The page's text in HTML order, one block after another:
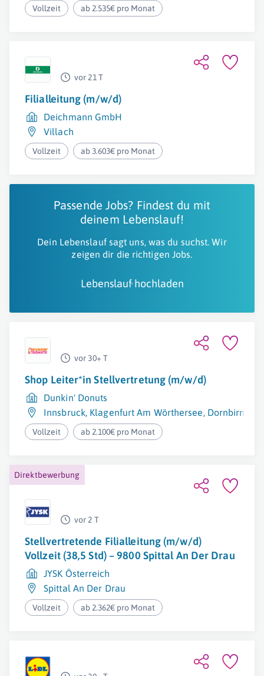
Vollzeit ab 2.535€ pro Monat
vor 21 T
Filialleitung (m/w/d)
Deichmann GmbH
Villach
Vollzeit ab 3.603€ pro Monat
Passende Jobs? Findest du mit
deinem Lebenslauf!
Dein Lebenslauf sagt uns, was du suchst. Wir
zeigen dir die richtigen Jobs.
Lebenslauf hochladen
vor 30+ T
Shop Leiter*in Stellvertretung (m/w/d)
Dunkin' Donuts
Innsbruck, Klagenfurt Am Wörthersee, Dornbirn
Vollzeit ab 2.100€ pro Monat
Direktbewerbung
vor 2 T
Stellvertretende Filialleitung (m/w/d)
Vollzeit (38,5 Std) – 9800 Spittal An Der Drau
JYSK Österreich
Spittal An Der Drau
Vollzeit ab 2.362€ pro Monat